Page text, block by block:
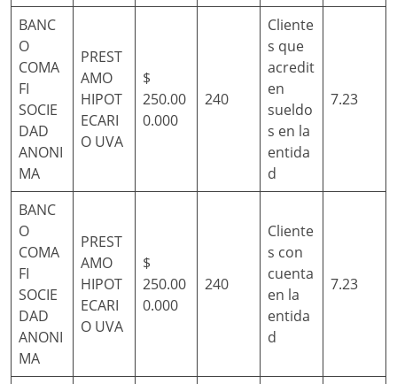
BANC
O
COMA
FI
SOCIE
DAD
ANONI
MA
PREST
AMO
HIPOT
ECARI
O UVA
$
250.00
0.000
240
Cliente
s que
acredit
en
sueldo
s en la
entida
d
7.23
BANC
O
COMA
FI
SOCIE
DAD
ANONI
MA
PREST
AMO
HIPOT
ECARI
O UVA
$
250.00
0.000
240
Cliente
s con
cuenta
en la
entida
d
7.23